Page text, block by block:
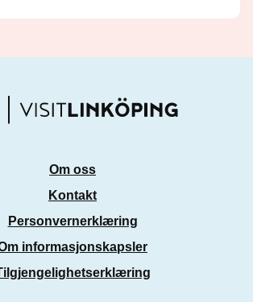
Om oss
Kontakt
Personvernerklæring
informasjonskapsler